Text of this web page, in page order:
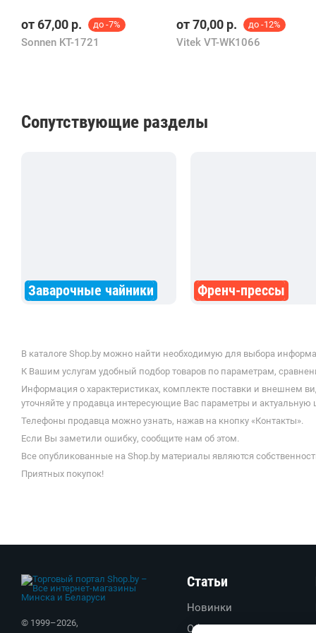
от67,00 р. до -7%
Sonnen KT-1721
от70,00 р. до -12%
Vitek VT-WK1066
Сопутствующие разделы
Заварочные чайники Френч-прессы
В каталоге Shop.by можно найти необходимую для выбора
К Вашим услугам удобный подбор товаров по параметрам,
Информация о характеристиках, комплекте поставки и внешнем
уточняйте у продавца интересующие Вас параметры и актуальную
Телефоны продавца можно узнать, нажав на кнопку «Контакты».
Если Вы заметили ошибку, сообщите нам об этом.
Все опубликованные на Shop.by материалы являются
Приятных покупок!
Статьи
Новинки
Обзоры
© 1999–2026,